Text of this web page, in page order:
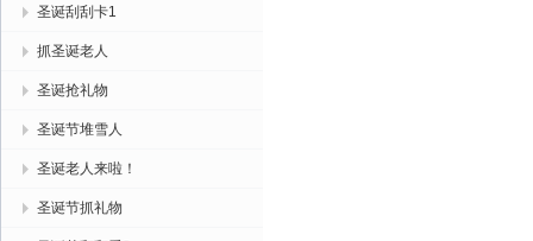
圣诞刮刮卡1
抓圣诞老人
圣诞抢礼物
圣诞节堆雪人
圣诞老人来啦！
圣诞节抓礼物